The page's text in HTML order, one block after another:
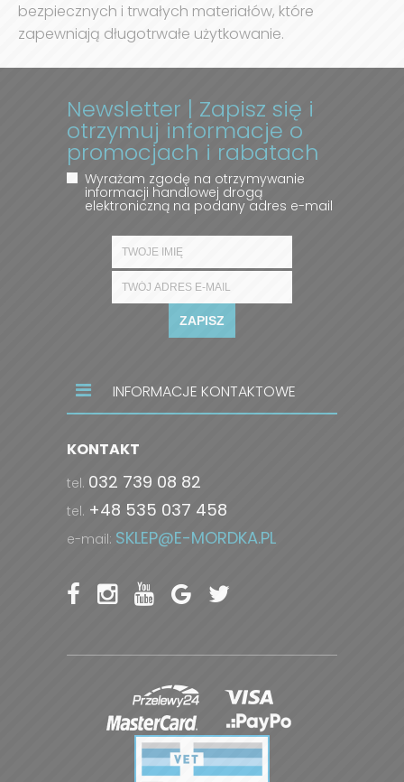
bezpiecznych i trwałych materiałów, które
zapewniają długotrwałe użytkowanie.
Newsletter | Zapisz się i
otrzymuj informacje o
promocjach i rabatach
Wyrażam zgodę na otrzymywanie
informacji handlowej drogą
elektroniczną na podany adres e-mail
ZAPISZ
INFORMACJE KONTAKTOWE
KONTAKT
tel. 032 739 08 82
tel. +48 535 037 458
e-mail: SKLEP@E-MORDKA.PL